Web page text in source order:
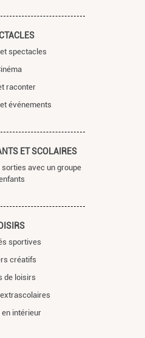
spectacles
raconter
événements
ET SCOLAIRES
avec un groupe
sportives
créatifs
de loisirs
en intérieur